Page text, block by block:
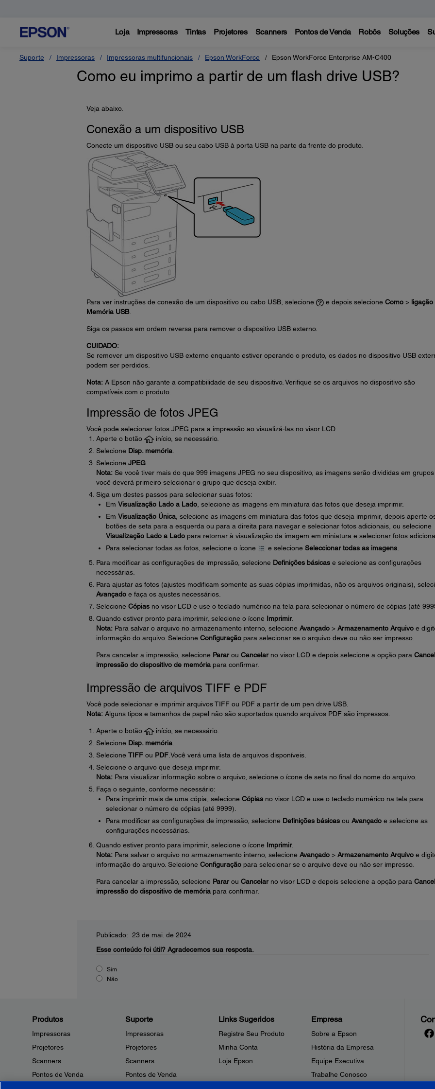
Loja Impressoras Tintas Projetores Scanners Pontos de Venda Robôs Soluções
Suporte Impressoras Impressoras multifuncionais Epson WorkForce Epson WorkForce Enterprise AM-C400
Como eu imprimo a partir de um flash drive USB?
Veja abaixo.
Conexão a um dispositivo USB
Conecte um dispositivo USB ou seu cabo USB à porta USB na parte da frente do produto.
Para ver instruções de conexão de um dispositivo ou cabo USB, selecione e depois selecione Como> ligação
Memória USB.
Siga os passos em ordem reversa para remover o dispositivo USB externo.
CUIDADO:
Se remover um dispositivo USB externo enquanto estiver operando o produto, os dados no dispositivo USB
podem ser perdidos.
Nota:A Epson não garante a compatibilidade de seu dispositivo. Verifique se os arquivos no dispositivo são
compatíveis com o produto.
Impressão de fotos JPEG
Você pode selecionar fotos JPEG para a impressão ao visualizá-las no visor LCD.
Aperte o botão
início, se necessário.
Selecione Disp. memória.
Selecione JPEG.
Nota:Se você tiver mais do que 999 imagens JPEG no seu dispositivo, as imagens serão divididas em grupos
você deverá primeiro selecionar o grupo que deseja exibir.
Siga um destes passos para selecionar suas fotos:
Em Visualização Lado a Lado, selecione as imagens em miniatura das fotos que deseja imprimir.
Em Visualização Única, selecione as imagens em miniatura das fotos que deseja imprimir, depois aperte
botões de seta para a esquerda ou para a direita para navegar e selecionar fotos adicionais, ou selecione
Visualização Lado a Ladopara retornar à visualização da imagem em miniatura e selecionar fotos
Para selecionar todas as fotos, selecione o ícone
e selecione Seleccionar todas as imagens.
Para modificar as configurações de impressão, selecione Definições básicase selecione as configurações
necessárias.
Para ajustar as fotos (ajustes modificam somente as suas cópias imprimidas, não os arquivos originais),
Avançadoe faça os ajustes necessários.
Selecione Cópiasno visor LCD e use o teclado numérico na tela para selecionar o número de cópias (até
Quando estiver pronto para imprimir, selecione o ícone Imprimir.
Nota:Para salvar o arquivo no armazenamento interno, selecione Avançado> Armazenamento Arquivoe
informação do arquivo. Selecione Configuraçãopara selecionar se o arquivo deve ou não ser impresso.
Para cancelar a impressão, selecione Pararou Cancelarno visor LCD e depois selecione a opção para
impressão do dispositivo de memóriapara confirmar.
Impressão de arquivos TIFF e PDF
Você pode selecionar e imprimir arquivos TIFF ou PDF a partir de um pen drive USB.
Nota:Alguns tipos e tamanhos de papel não são suportados quando arquivos PDF são impressos.
Aperte o botão
início, se necessário.
Selecione Disp. memória.
Selecione TIFFou PDF.Você verá uma lista de arquivos disponíveis.
Selecione o arquivo que deseja imprimir.
Nota:Para visualizar informação sobre o arquivo, selecione o ícone de seta no final do nome do arquivo.
Faça o seguinte, conforme necessário:
Para imprimir mais de uma cópia, selecione Cópiasno visor LCD e use o teclado numérico na tela para
selecionar o número de cópias (até 9999).
Para modificar as configurações de impressão, selecione Definições básicasou Avançadoe selecione as
configurações necessárias.
Quando estiver pronto para imprimir, selecione o ícone Imprimir.
Nota:Para salvar o arquivo no armazenamento interno, selecione Avançado> Armazenamento Arquivoe
informação do arquivo. Selecione Configuraçãopara selecionar se o arquivo deve ou não ser impresso.
Para cancelar a impressão, selecione Pararou Cancelarno visor LCD e depois selecione a opção para
impressão do dispositivo de memóriapara confirmar.
Publicado: 23 de mai. de 2024
Esse conteúdo foi útil? Agradecemos sua resposta.
Sim
Não
Produtos
Impressoras
Projetores
Scanners
Pontos de Venda
Suporte
Impressoras
Projetores
Scanners
Pontos de Venda
Links Sugeridos
Registre Seu Produto
Minha Conta
Loja Epson
Empresa
Sobre a Epson
História da Empresa
Equipe Executiva
Trabalhe Conosco